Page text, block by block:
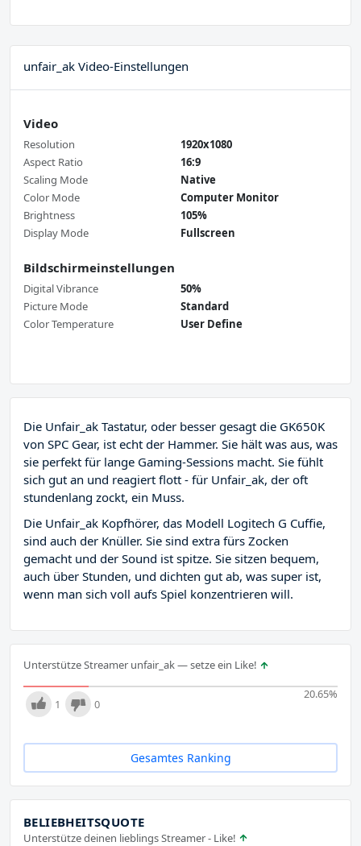
unfair_ak Video-Einstellungen
Video
Resolution
1920x1080
Aspect Ratio
16:9
Scaling Mode
Native
Color Mode
Computer Monitor
Brightness
105%
Display Mode
Fullscreen
Bildschirmeinstellungen
Digital Vibrance
50%
Picture Mode
Standard
Color Temperature
User Define
Die Unfair_ak Tastatur, oder besser gesagt die GK650K
von SPC Gear, ist echt der Hammer. Sie hält was aus, was
sie perfekt für lange Gaming-Sessions macht. Sie fühlt
sich gut an und reagiert flott - für Unfair_ak, der oft
stundenlang zockt, ein Muss.
Die Unfair_ak Kopfhörer, das Modell Logitech G Cuffie,
sind auch der Knüller. Sie sind extra fürs Zocken
gemacht und der Sound ist spitze. Sie sitzen bequem,
auch über Stunden, und dichten gut ab, was super ist,
wenn man sich voll aufs Spiel konzentrieren will.
Unterstütze Streamer unfair_ak — setze ein Like!
20.65%
1 0
Gesamtes Ranking
BELIEBHEITSQUOTE
Unterstütze deinen lieblings Streamer - Like!